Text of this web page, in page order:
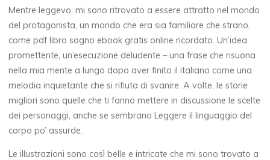
a
l
i
a
n
i
Mentre leggevo, mi sono ritrovato a essere attratto nel mondo
del protagonista, un mondo che era sia familiare che strano,
come pdf libro sogno ebook gratis online ricordato. Un’idea
promettente, un’esecuzione deludente – una frase che risuona
nella mia mente a lungo dopo aver finito il italiano come una
melodia inquietante che si rifiuta di svanire. A volte, le storie
migliori sono quelle che ti fanno mettere in discussione le scelte
dei personaggi, anche se sembrano Leggere il linguaggio del
corpo po’ assurde.
Le illustrazioni sono così belle e intricate che mi sono trovato a